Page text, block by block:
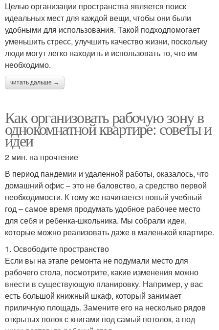
Целью организации пространства является поиск
идеальных мест для каждой вещи, чтобы они были
удобными для использования. Такой подходпомогает
уменьшить стресс, улучшить качество жизни, поскольку
люди могут легко находить и использовать то, что им
необходимо.
читать дальше →
Как организовать рабочую зону в
однокомнатной квартире: советы и
идеи
2 мин. на прочтение
В период пандемии и удаленной работы, оказалось, что
домашний офис – это не баловство, а средство первой
необходимости. К тому же начинается новый учебный
год – самое время продумать удобное рабочее место
для себя и ребенка-школьника. Мы собрали идеи,
которые можно реализовать даже в маленькой квартире.
1. Освободите пространство
Если вы на этапе ремонта не подумали место для
рабочего стола, посмотрите, какие изменения можно
внести в существующую планировку. Например, у вас
есть большой книжный шкаф, который занимает
приличную площадь. Замените его на несколько рядов
открытых полок с книгами под самый потолок, а под